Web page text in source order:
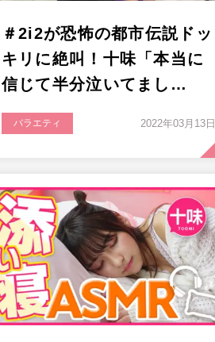
＃2i2が恐怖の都市伝説ドッ
キリに絶叫！十味「本当に
信じて半分泣いてまし…
バラエティ 2022年03月13日